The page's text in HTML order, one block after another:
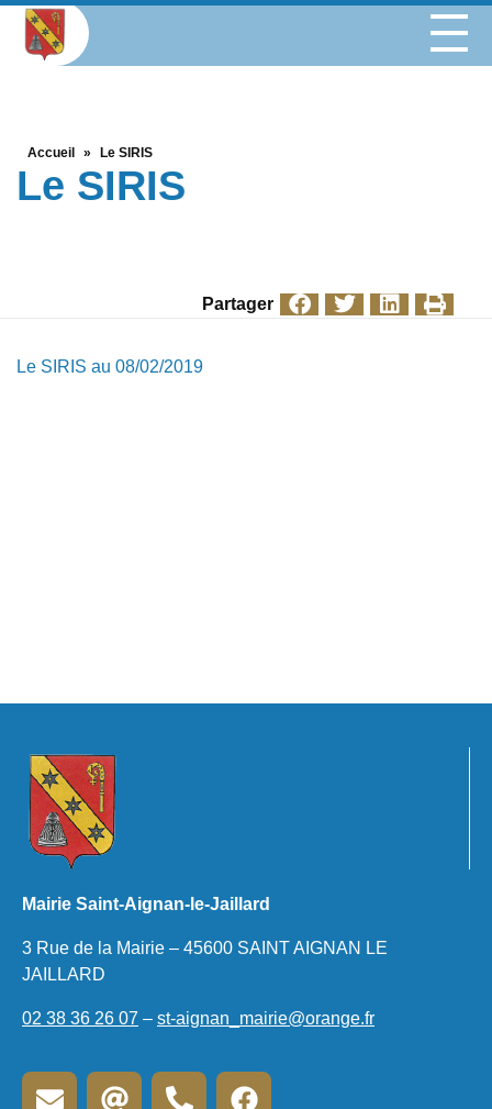
Accueil » Le SIRIS
Le SIRIS
Partager
Le SIRIS au 08/02/2019
Mairie Saint-Aignan-le-Jaillard
3 Rue de la Mairie – 45600 SAINT AIGNAN LE
JAILLARD
02 38 36 26 07 – st-aignan_mairie@orange.fr